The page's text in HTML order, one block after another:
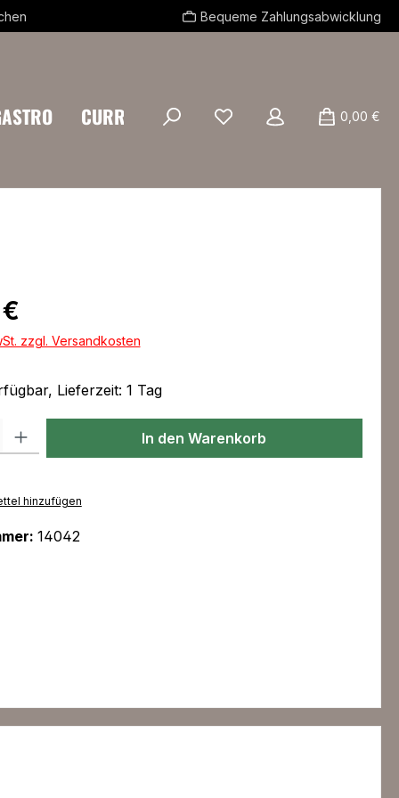
Bequeme Zahlungsabwicklung
CURRYSTREETFOOD 0,00 €
zzgl. Versandkosten
Lieferzeit: 1 Tag
Gib den gewünschten Wert ein oder benutze die Schaltflächen
In den Warenkorb
hinzufügen
14042